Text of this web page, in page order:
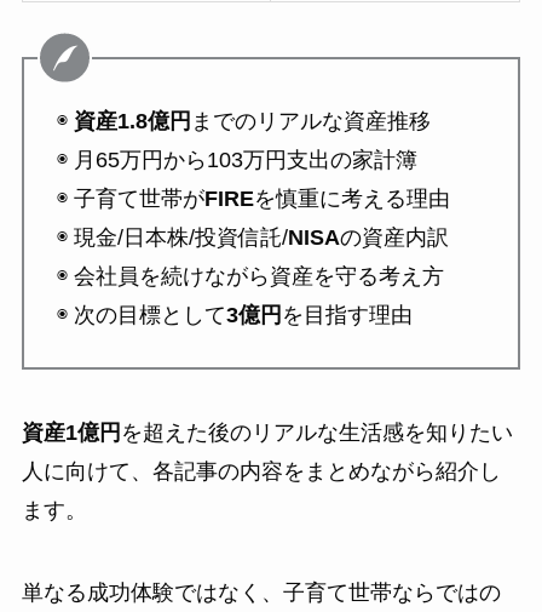
◉ 資産1.8億円 までのリアルな資産推移
◉ 月65万円から103万円支出の家計簿
◉ 子育て世帯がFIREを慎重に考える理由
◉ 現金/日本株/投資信託/NISAの資産内訳
◉ 会社員を続けながら資産を守る考え方
◉ 次の目標として3億円 を目指す理由
資産1億円 を超えた後のリアルな生活感を知りたい
人に向けて、各記事の内容をまとめながら紹介し
ます。
単なる成功体験ではなく、子育て世帯ならではの